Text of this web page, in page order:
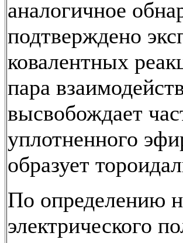
аналогичное
подтверждено
ковалентных
пара
высвобождает
уплотненного
образует
По определению
электрического